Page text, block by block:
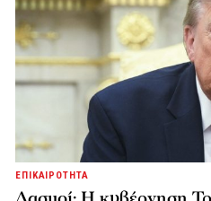
ΕΠΙΚΑΙΡΟΤΗΤΑ